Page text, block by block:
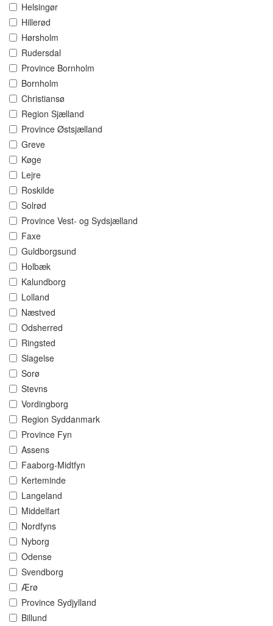
Helsingør
Hillerød
Hørsholm
Rudersdal
Province Bornholm
Bornholm
Christiansø
Region Sjælland
Province Østsjælland
Greve
Køge
Lejre
Roskilde
Solrød
Province Vest- og Sydsjælland
Faxe
Guldborgsund
Holbæk
Kalundborg
Lolland
Næstved
Odsherred
Ringsted
Slagelse
Sorø
Stevns
Vordingborg
Region Syddanmark
Province Fyn
Assens
Faaborg-Midtfyn
Kerteminde
Langeland
Middelfart
Nordfyns
Nyborg
Odense
Svendborg
Ærø
Province Sydjylland
Billund